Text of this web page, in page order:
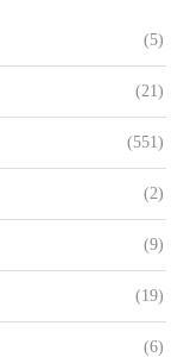
(5)
(21)
(551)
(2)
(9)
(19)
(6)